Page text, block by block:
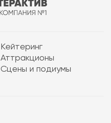
Кейтеринг
Аттракционы
Сцены и подиумы